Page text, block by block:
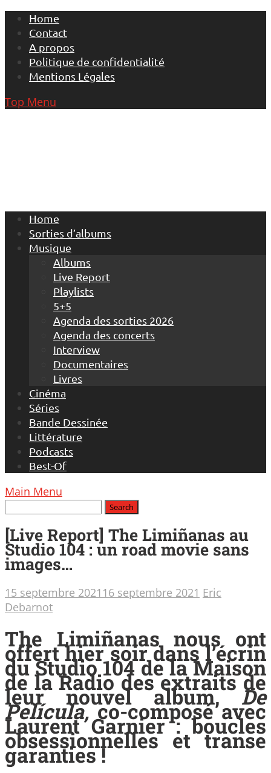
Skip
content
Home
Contact
A propos
Politique de confidentialité
Mentions Légales
Top Menu
Home
Sorties d’albums
Musique
Albums
Live Report
Playlists
5+5
Agenda des sorties 2026
Agenda des concerts
Interview
Documentaires
Livres
Cinéma
Séries
Bande Dessinée
Littérature
Podcasts
Best-Of
Main Menu
[Live Report] The Limiñanas au
Studio 104 : un road movie sans
images…
15 septembre 2021 16 septembre 2021 Eric
Debarnot
The Limiñanas nous ont
offert hier soir dans l’écrin
du Studio 104 de la Maison
de la Radio des extraits de
leur nouvel album, De
Película,co-composé avec
Laurent Garnier : boucles
obsessionnelles et transe
garanties !